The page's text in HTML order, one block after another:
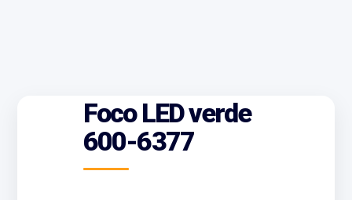
Foco LED verde
600-6377